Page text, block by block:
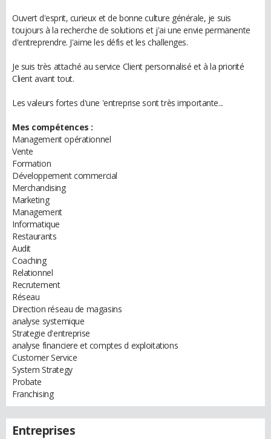
Ouvert d'esprit, curieux et de bonne culture générale, je suis
toujours à la recherche de solutions et j'ai une envie permanente
d'entreprendre. J'aime les défis et les challenges.
Je suis très attaché au service Client personnalisé et à la priorité
Client avant tout.
Les valeurs fortes d'une 'entreprise sont très importante...
Mes compétences :
Management opérationnel
Vente
Formation
Développement commercial
Merchandising
Marketing
Management
Informatique
Restaurants
Audit
Coaching
Relationnel
Recrutement
Réseau
Direction réseau de magasins
analyse systemique
Strategie d'entreprise
analyse financiere et comptes d exploitations
Customer Service
System Strategy
Probate
Franchising
Entreprises